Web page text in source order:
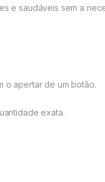
e saudáveis ​​sem a
o apertar de um botão.
exata.